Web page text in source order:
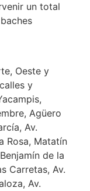
un total
Oeste y
y
Agüero
Av.
Rosa, Matatín
de la
Carretas, Av.
Av.